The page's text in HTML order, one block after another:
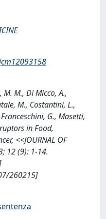
M. M., Di Micco, A.,
M., Costantini, L.,
G., Masetti,
in Food,
<<JOURNAL OF
12 (9): 1-14.
260215]